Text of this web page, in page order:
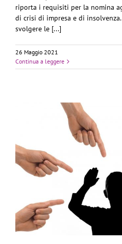
riporta i requisiti per la nomina
di crisi di impresa e di
svolgere le [...]
26 Maggio 2021
Continua a leggere